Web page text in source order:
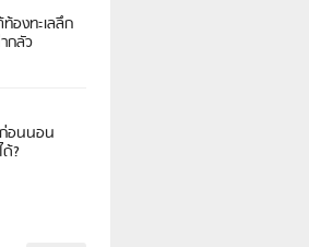
องทะเลลึก
กลัว
ก่อนนอน
?